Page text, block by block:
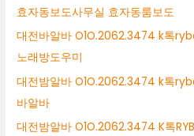
효자동보도사무실 효자동룸보도
대전바알바 O1O.2062.3474 k톡
노래방도우미
대전밤알바 O1O.2062.3474 k톡
바알바
대전밤알바 O1O.2062.3474 K톡